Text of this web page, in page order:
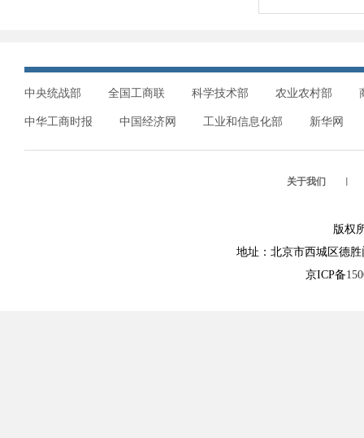
中央统战部 全国工商联 科学技术部 农业农村部
中华工商时报 中国经济网 工业和信息化部 新华网
关于我们
版权
地址：北京市西城区德
京ICP备